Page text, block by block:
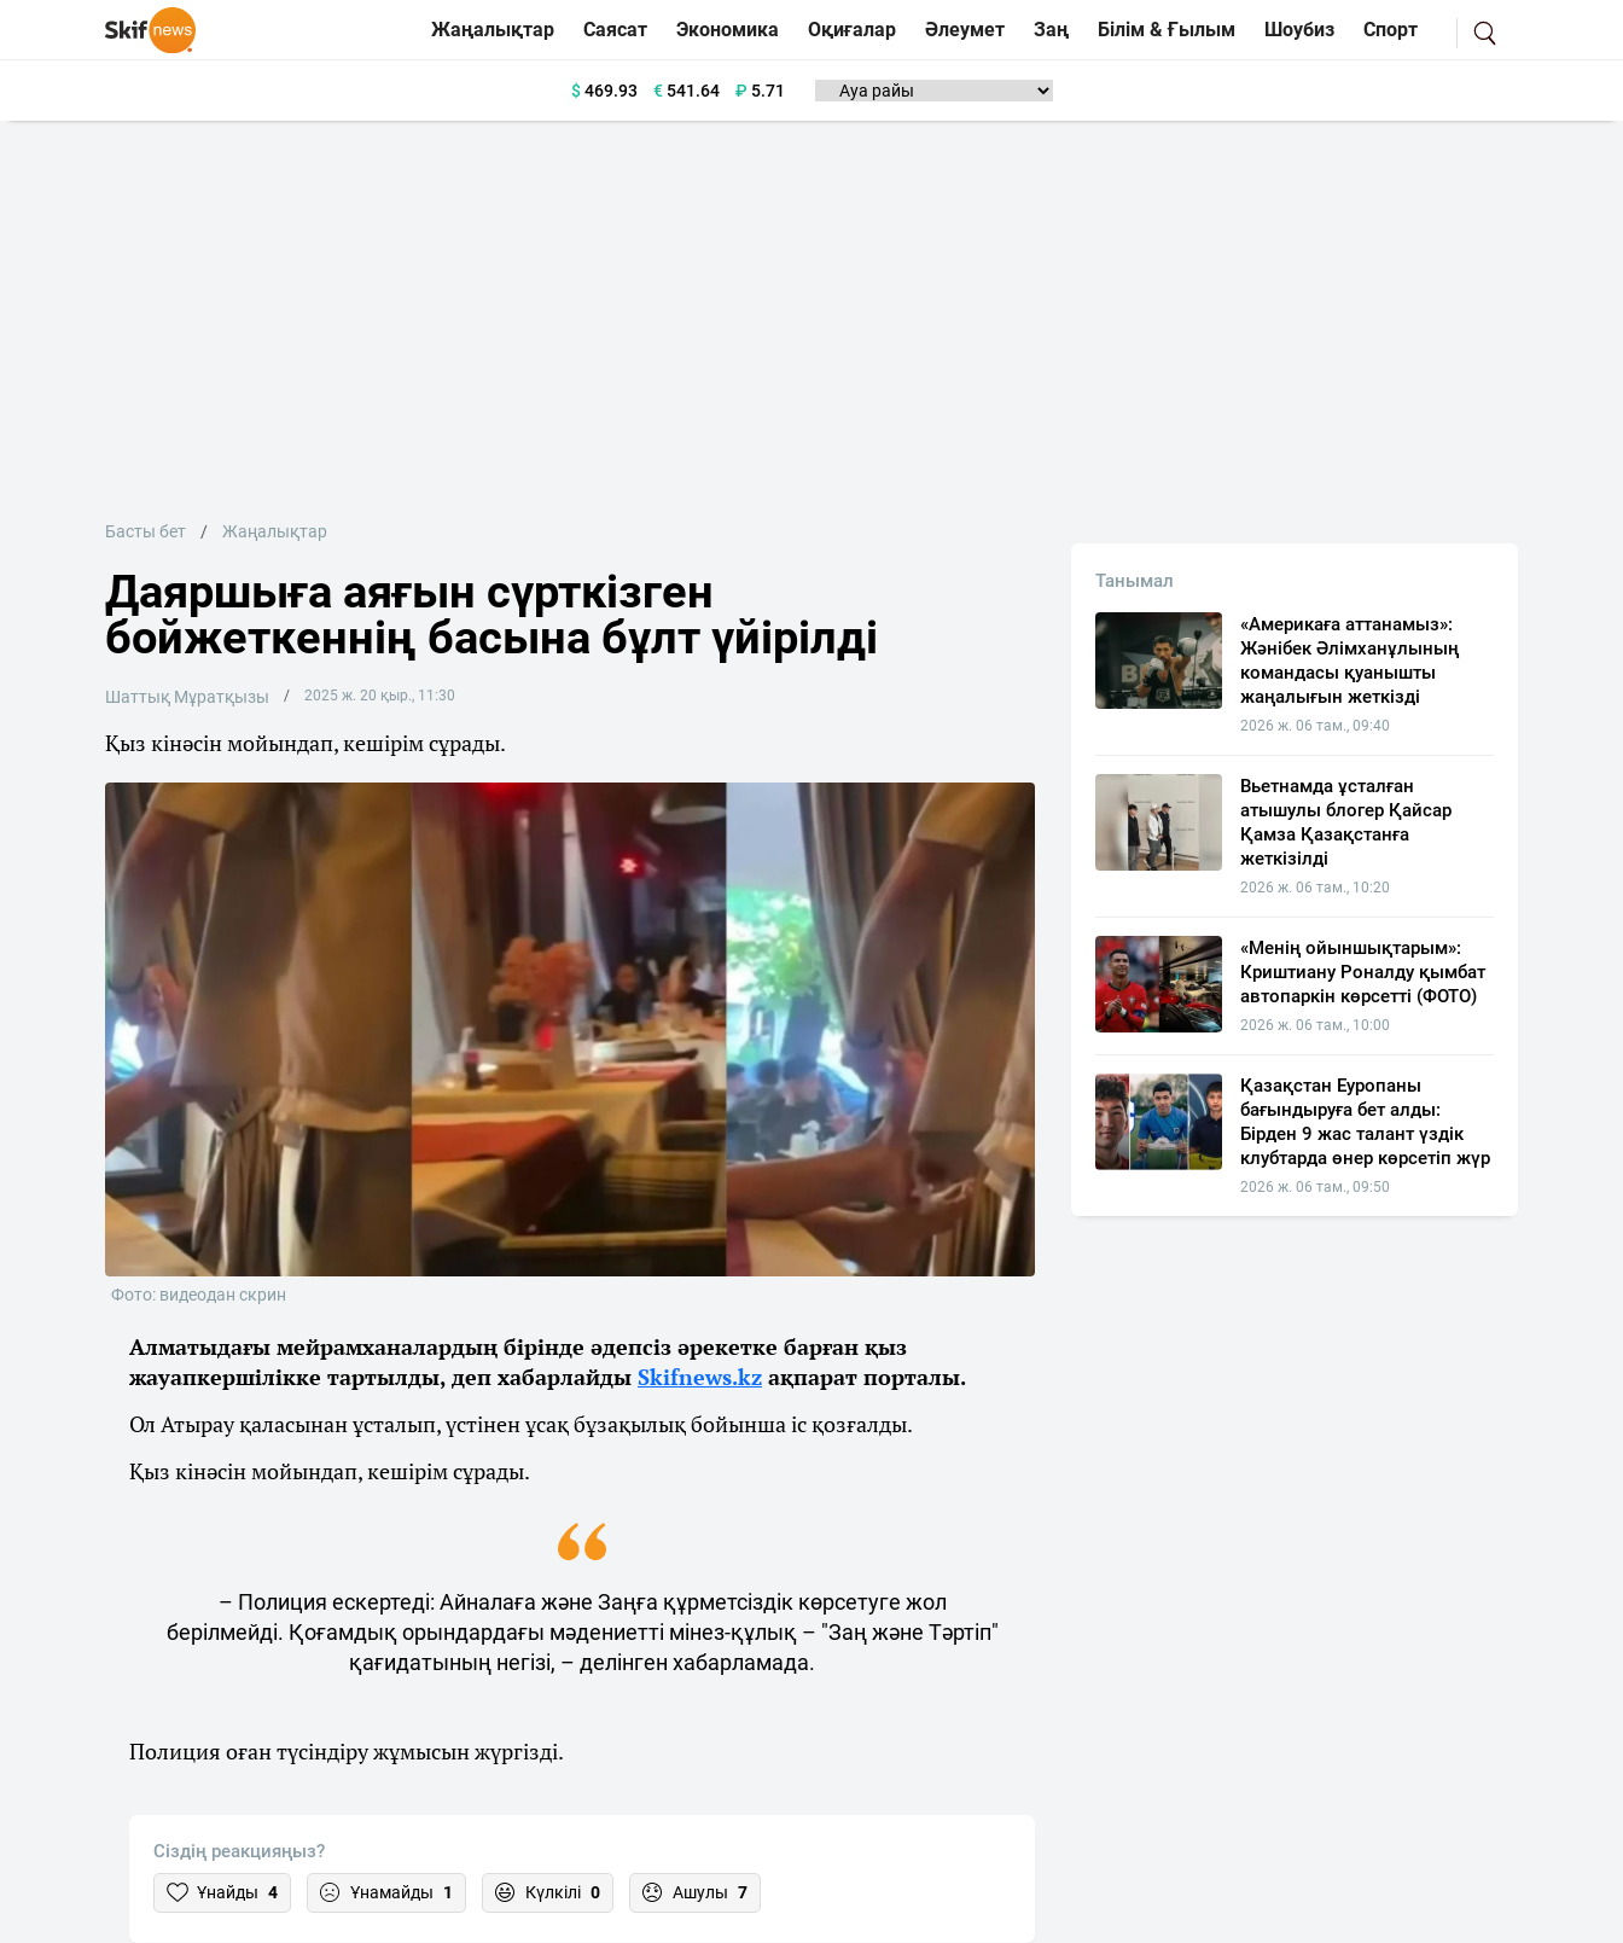
Жаңалықтар Саясат Экономика Оқиғалар Әлеумет Заң Білім & Ғылым Шоубиз Спорт
$469.93 €541.64 ₽ 5.71
Басты бет Жаңалықтар
Даяршыға аяғын сүрткізген
бойжеткеннің басына бұлт үйірілді
Шаттық Мұратқызы 2025 ж. 20 қыр., 11:30
Қыз кінәсін мойындап, кешірім сұрады.
Фото: видеодан скрин
Алматыдағы мейрамханалардың бірінде әдепсіз әрекетке барған қыз
жауапкершілікке тартылды, деп хабарлайды Skifnews.kz ақпарат порталы.
Ол Атырау қаласынан ұсталып, үстінен ұсақ бұзақылық бойынша іс қозғалды.
Қыз кінәсін мойындап, кешірім сұрады.
– Полиция ескертеді: Айналаға және Заңға құрметсіздік көрсетуге жол
берілмейді. Қоғамдық орындардағы мәдениетті мінез-құлық – "Заң және Тәртіп"
қағидатының негізі, – делінген хабарламада.
Полиция оған түсіндіру жұмысын жүргізді.
Сіздің реакцияңыз?
Ұнайды 4 Ұнамайды 1 Күлкілі 0 Ашулы 7
Танымал
«Америкаға аттанамыз»:
Жәнібек Әлімханұлының
командасы қуанышты
жаңалығын жеткізді
2026 ж. 06 там., 09:40
Вьетнамда ұсталған
атышулы блогер Қайсар
Қамза Қазақстанға
жеткізілді
2026 ж. 06 там., 10:20
«Менің ойыншықтарым»:
Криштиану Роналду қымбат
автопаркін көрсетті (ФОТО)
2026 ж. 06 там., 10:00
Қазақстан Еуропаны
бағындыруға бет алды:
Бірден 9 жас талант үздік
клубтарда өнер көрсетіп жүр
2026 ж. 06 там., 09:50